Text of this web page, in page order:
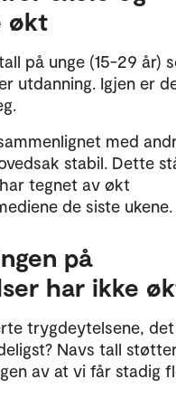
økt
på unge (15-29 år)
utdanning. Igjen er
med
stabil. Dette
tegnet av økt
de siste ukene.
på
har ikke
trygdeytelsene,
Navs tall
av at vi får stadig